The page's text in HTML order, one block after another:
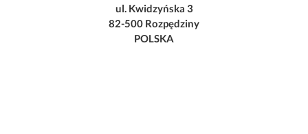
ul. Kwidzyńska 3
82-500 Rozpędziny
POLSKA